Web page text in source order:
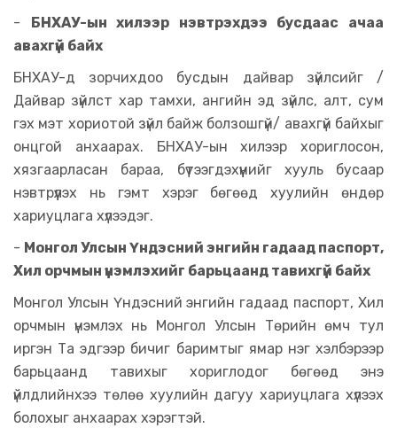
- БНХАУ-ын хилээр нэвтрэхдээ бусдаас ачаа
авахгүй байх
БНХАУ-д зорчихдоо бусдын дайвар зүйлсийг /
Дайвар зүйлст хар тамхи, ангийн эд зүйлс, алт, сум
гэх мэт хориотой зүйл байж болзошгүй/ авахгүй байхыг
онцгой анхаарах. БНХАУ-ын хилээр хориглосон,
хязгаарласан бараа, бүтээгдэхүүнийг хууль бусаар
нэвтрүүлэх нь гэмт хэрэг бөгөөд хуулийн өндөр
хариуцлага хүлээдэг.
- Монгол Улсын Үндэсний энгийн гадаад паспорт,
Хил орчмын үнэмлэхийг барьцаанд тавихгүй байх
Монгол Улсын Үндэсний энгийн гадаад паспорт, Хил
орчмын үнэмлэх нь Монгол Улсын Төрийн өмч тул
иргэн Та эдгээр бичиг баримтыг ямар нэг хэлбэрээр
барьцаанд тавихыг хориглодог бөгөөд энэ
үйлдлийнхээ төлөө хуулийн дагуу хариуцлага хүлээх
болохыг анхаарах хэрэгтэй.